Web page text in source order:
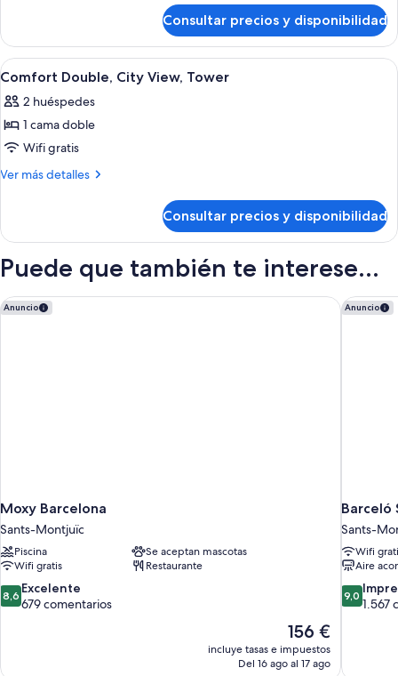
Twin
Room
Double
Or
Twin
Consultar precios y disponibilidad
Abrir
todas
las
fotos
de
Comfort
View,
Caja fuerte, sistema de
17
Comfort Double, City View, Tower
2 huéspedes
1 cama doble
Wifi gratis
Ver más detalles
Más
Double,
View,
Consultar precios y disponibilidad
Puede que también te interese...
Anuncio
Moxy Barcelona
Sants-Montjuïc
Piscina
Se aceptan mascotas
Wifi gratis
Restaurante
8.6
sobre
8,6 Excelente
679 comentarios
El
precio
actual
156 €
incluye tasas e impuestos
Del 16 ago al 17 ago
Moxy Barcelona Anuncio
Barceló
Sants-
Wifi
Aire
9.0
sobre
9,0
1.567
Barceló